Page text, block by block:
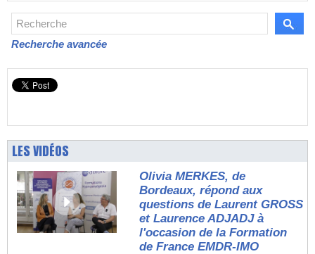
Recherche avancée
LES VIDÉOS
Olivia MERKES, de
Bordeaux, répond aux
questions de Laurent GROSS
et Laurence ADJADJ à
l'occasion de la Formation
de France EMDR-IMO